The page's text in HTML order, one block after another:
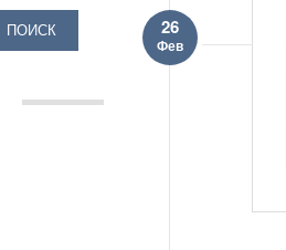
26
Фев